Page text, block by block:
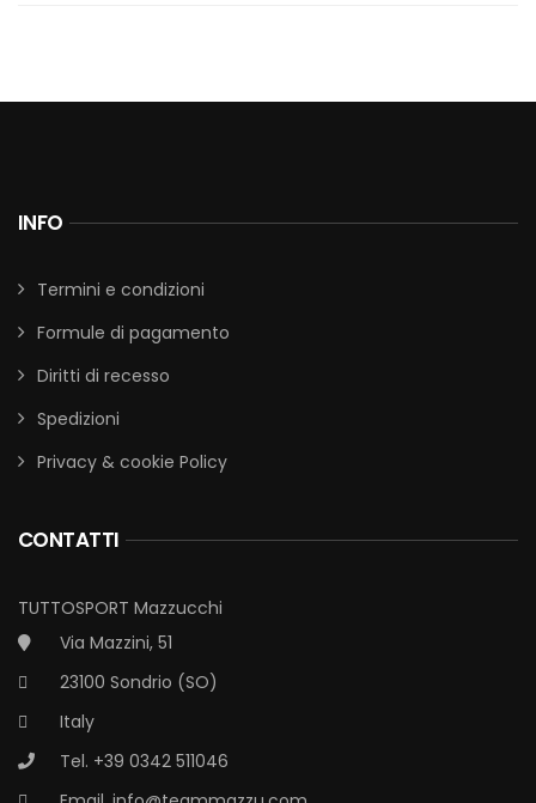
INFO
Termini e condizioni
Formule di pagamento
Diritti di recesso
Spedizioni
Privacy & cookie Policy
CONTATTI
TUTTOSPORT Mazzucchi
Via Mazzini, 51
23100 Sondrio (SO)
Italy
Tel. +39 0342 511046